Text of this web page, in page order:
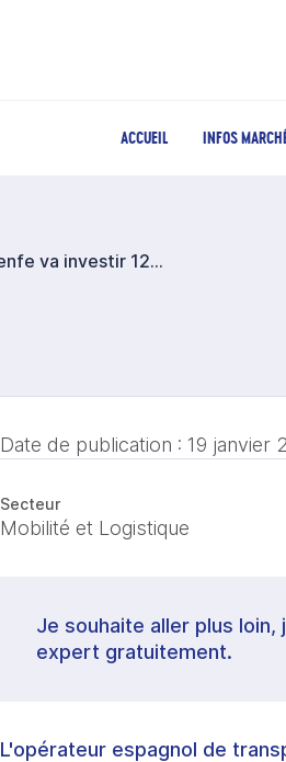
ACCUEIL INFOS
La Renfe va investir 122 M EUR dans la décarbonisation et la numérisation du transport de marchandises
Date de publication : 19 janvier
Secteur
Mobilité et Logistique
Je souhaite aller plus
expert gratuitement.
L'opérateur espagnol de